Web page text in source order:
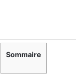
Sommaire